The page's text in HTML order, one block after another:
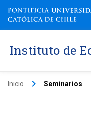
Instituto de
Inicio keyboard_arrow_right Seminarios